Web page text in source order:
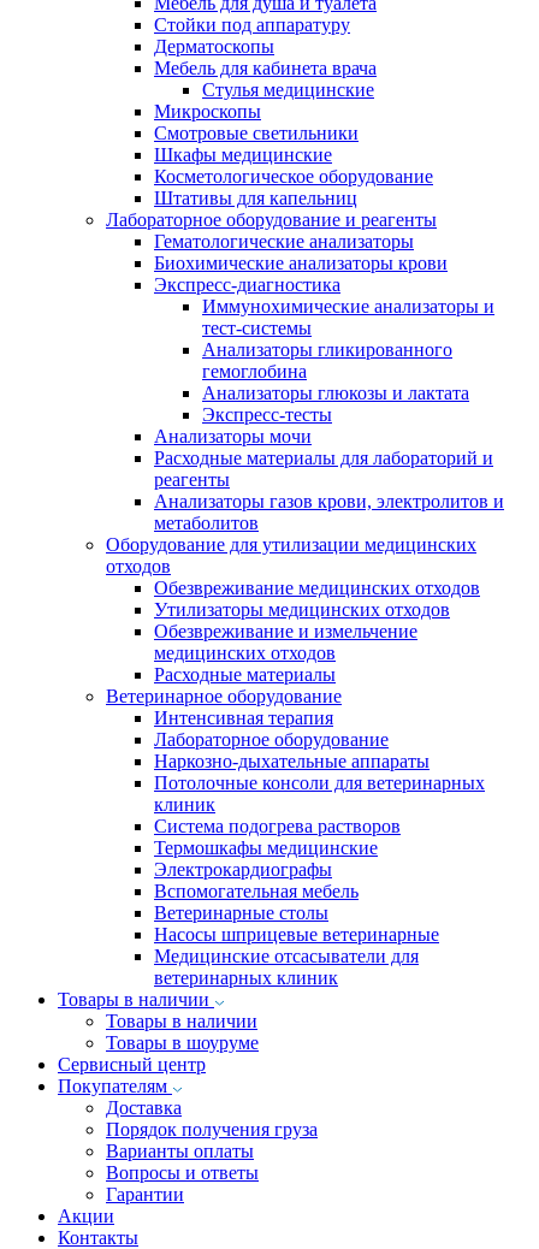
Стойки под аппаратуру
Дерматоскопы
Мебель для кабинета врача
Стулья медицинские
Микроскопы
Смотровые светильники
Шкафы медицинские
Косметологическое оборудование
Штативы для капельниц
Лабораторное оборудование и реагенты
Гематологические анализаторы
Биохимические анализаторы крови
Экспресс-диагностика
Иммунохимические анализаторы и
тест-системы
Анализаторы гликированного
гемоглобина
Анализаторы глюкозы и лактата
Экспресс-тесты
Анализаторы мочи
Расходные материалы для лабораторий и
реагенты
Анализаторы газов крови, электролитов и
метаболитов
Оборудование для утилизации медицинских
отходов
Обезвреживание медицинских отходов
Утилизаторы медицинских отходов
Обезвреживание и измельчение
медицинских отходов
Расходные материалы
Ветеринарное оборудование
Интенсивная терапия
Лабораторное оборудование
Наркозно-дыхательные аппараты
Потолочные консоли для ветеринарных
клиник
Система подогрева растворов
Термошкафы медицинские
Электрокардиографы
Вспомогательная мебель
Ветеринарные столы
Насосы шприцевые ветеринарные
Медицинские отсасыватели для
ветеринарных клиник
Товары в наличии
Товары в наличии
Товары в шоуруме
Сервисный центр
Покупателям
Доставка
Порядок получения груза
Варианты оплаты
Вопросы и ответы
Гарантии
Акции
Контакты